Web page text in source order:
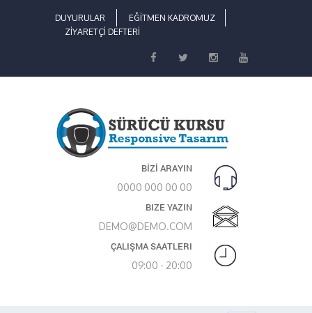
DUYURULAR
EĞİTMEN KADROMUZ
ZİYARETÇİ DEFTERİ
BİZİ ARAYIN
0000 000 00 00
BIZE YAZIN
DEMO@DEMO.COM
ÇALIŞMA SAATLERI
09:00 - 20:00